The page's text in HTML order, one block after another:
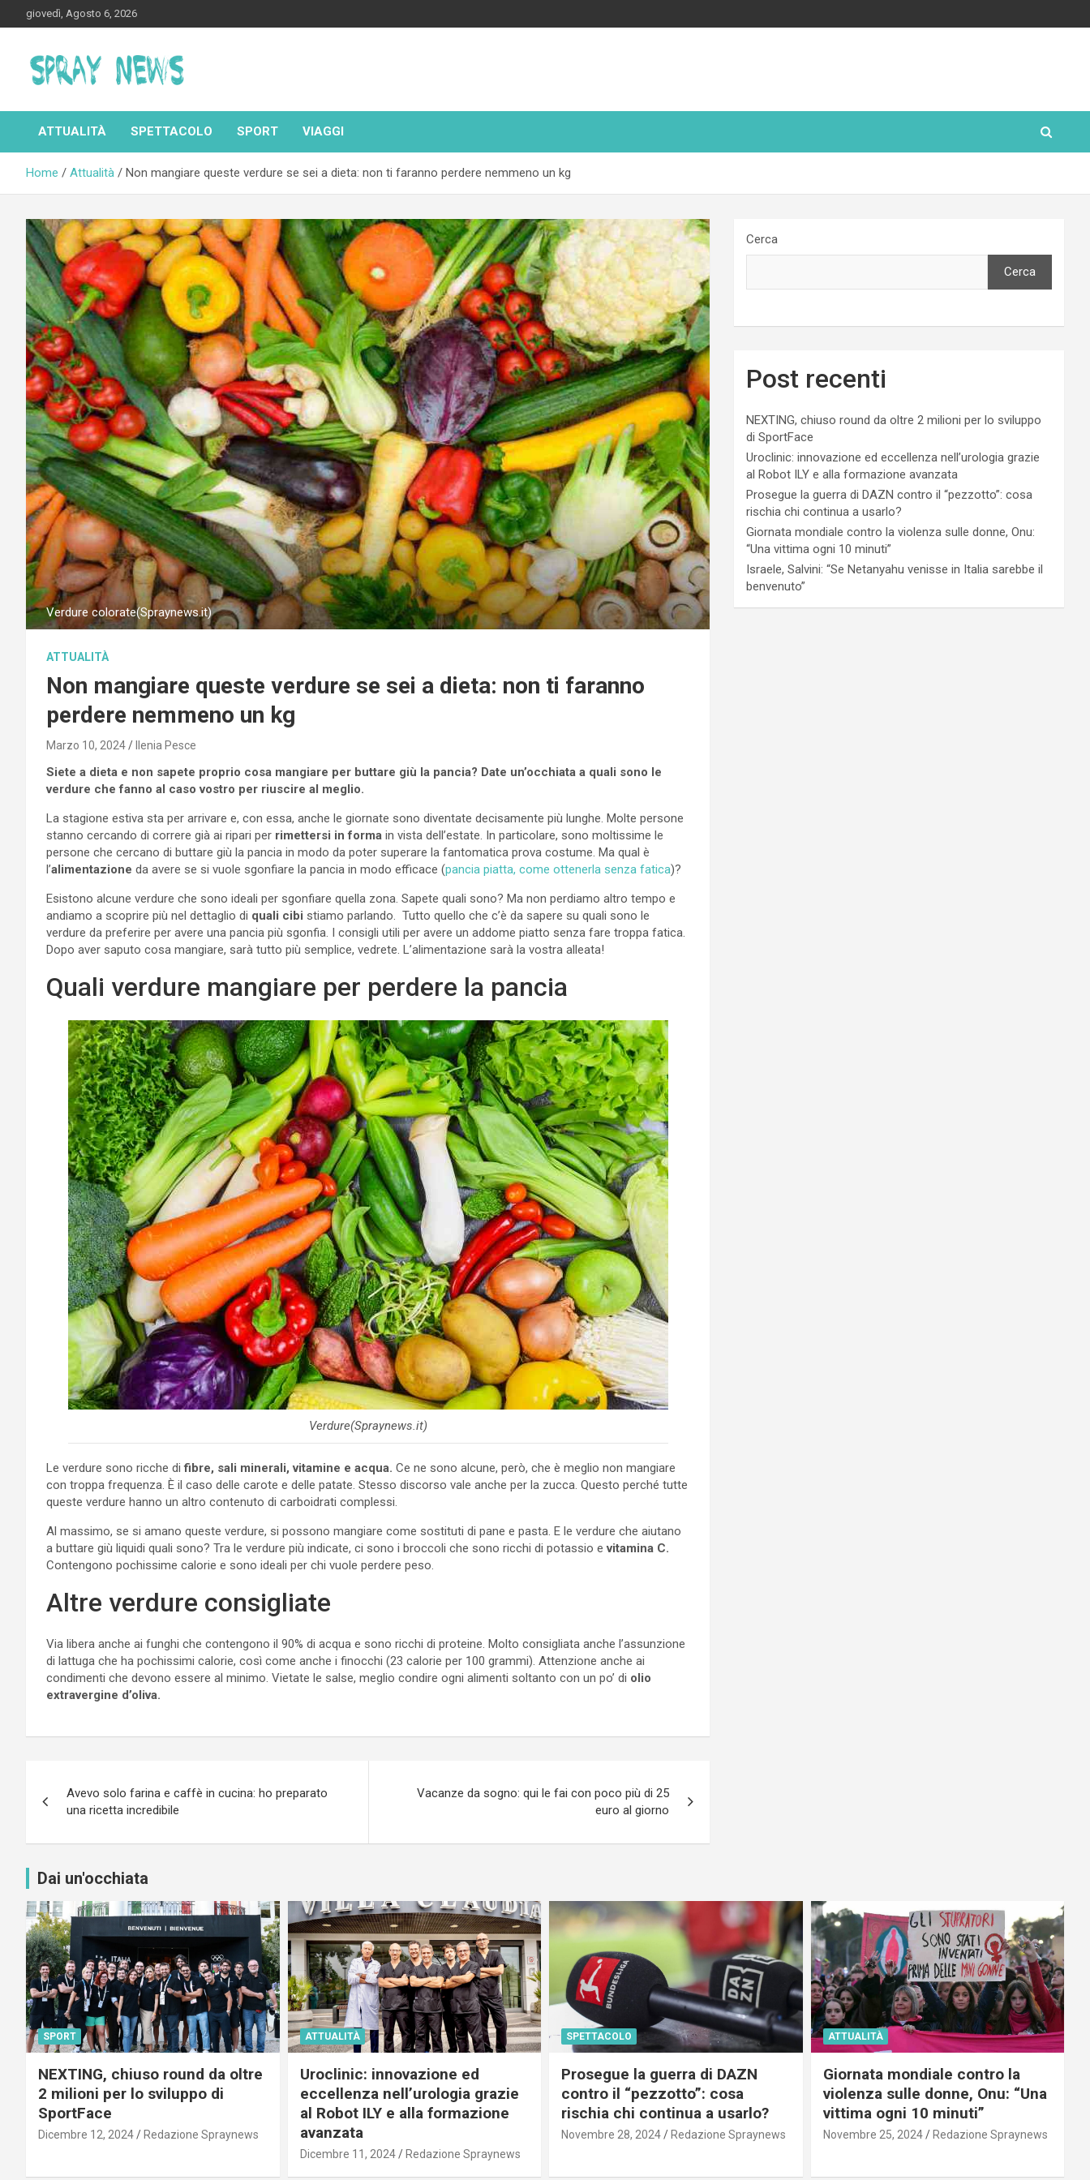
to
giovedì, Agosto 6, 2026
Spraynews.it
ATTUALITÀ SPETTACOLO SPORT VIAGGI
Home Attualità Non mangiare queste verdure se sei a dieta: non ti faranno perdere nemmeno un kg
Verdure colorate(Spraynews.it)
ATTUALITÀ
Non mangiare queste verdure se sei a dieta: non ti faranno
perdere nemmeno un kg
Marzo 10, 2024 Ilenia Pesce
Siete a dieta e non sapete proprio cosa mangiare per buttare giù la pancia? Date un’occhiata a quali sono le
verdure che fanno al caso vostro per riuscire al meglio.
La stagione estiva sta per arrivare e, con essa, anche le giornate sono diventate decisamente più lunghe. Molte persone
stanno cercando di correre già ai ripari per rimettersi in forma in vista dell’estate. In particolare, sono moltissime le
persone che cercano di buttare giù la pancia in modo da poter superare la fantomatica prova costume. Ma qual è
l’alimentazione da avere se si vuole sgonfiare la pancia in modo efficace (pancia piatta, come ottenerla senza fatica)?
Esistono alcune verdure che sono ideali per sgonfiare quella zona. Sapete quali sono? Ma non perdiamo altro tempo e
andiamo a scoprire più nel dettaglio di quali cibi stiamo parlando. Tutto quello che c’è da sapere su quali sono le
verdure da preferire per avere una pancia più sgonfia. I consigli utili per avere un addome piatto senza fare troppa fatica.
Dopo aver saputo cosa mangiare, sarà tutto più semplice, vedrete. L’alimentazione sarà la vostra alleata!
Quali verdure mangiare per perdere la pancia
Verdure(Spraynews.it)
Le verdure sono ricche difibre, sali minerali, vitamine e acqua. Ce ne sono alcune, però, che è meglio non mangiare
con troppa frequenza. È il caso delle carote e delle patate. Stesso discorso vale anche per la zucca. Questo perché tutte
queste verdure hanno un altro contenuto di carboidrati complessi.
Al massimo, se si amano queste verdure, si possono mangiare come sostituti di pane e pasta. E le verdure che aiutano
a buttare giù liquidi quali sono? Tra le verdure più indicate, ci sono i broccoli che sono ricchi di potassio evitamina C.
Contengono pochissime calorie e sono ideali per chi vuole perdere peso.
Altre verdure consigliate
Via libera anche ai funghi che contengono il 90% di acqua e sono ricchi di proteine. Molto consigliata anche l’assunzione
di lattuga che ha pochissimi calorie, così come anche i finocchi (23 calorie per 100 grammi). Attenzione anche ai
condimenti che devono essere al minimo. Vietate le salse, meglio condire ogni alimenti soltanto con un po’ di olio
extravergine d’oliva.
articoli
Avevo solo farina e caffè in cucina: ho preparato
una ricetta incredibile
Vacanze da sogno: qui le fai con poco più di 25
euro al giorno
Cerca
Cerca
Post recenti
NEXTING, chiuso round da oltre 2 milioni per lo sviluppo
di SportFace
Uroclinic: innovazione ed eccellenza nell’urologia grazie
al Robot ILY e alla formazione avanzata
Prosegue la guerra di DAZN contro il “pezzotto”: cosa
rischia chi continua a usarlo?
Giornata mondiale contro la violenza sulle donne, Onu:
“Una vittima ogni 10 minuti”
Israele, Salvini: “Se Netanyahu venisse in Italia sarebbe il
benvenuto”
Dai un'occhiata
SPORT
NEXTING, chiuso round da oltre
2 milioni per lo sviluppo di
SportFace
Dicembre 12, 2024 Redazione Spraynews
ATTUALITÀ
Uroclinic: innovazione ed
eccellenza nell’urologia grazie
al Robot ILY e alla formazione
avanzata
Dicembre 11, 2024 Redazione Spraynews
SPETTACOLO
Prosegue la guerra di DAZN
contro il “pezzotto”: cosa
rischia chi continua a usarlo?
Novembre 28, 2024 Redazione Spraynews
ATTUALITÀ
Giornata mondiale contro la
violenza sulle donne, Onu: “Una
vittima ogni 10 minuti”
Novembre 25, 2024 Redazione Spraynews